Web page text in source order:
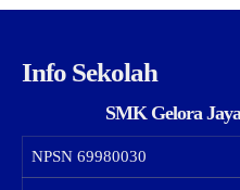
Info Sekolah
SMK Gelora
NPSN 69980030